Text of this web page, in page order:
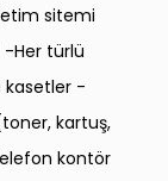
sitemi
-Her türlü
kasetler -
kartuş,
kontör